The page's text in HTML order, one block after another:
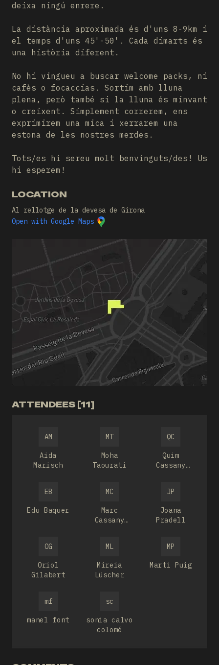
deixa ningú enrere.
La distància aproximada és d'uns 8-9km i
el temps d'uns 45'-50'. Cada dimarts és
una història diferent.
No hi vingueu a buscar welcome packs, ni
cafès o focaccias. Sortim amb lluna
plena, però també si la lluna és minvant
o creixent. Simplement correrem, ens
exprimirem una mica i xerrarem una
estona de les nostres merdes.
Tots/es hi sereu molt benvinguts/des! Us
hi esperem!
LOCATION
Al rellotge de la devesa de Girona
Open with Google Maps
ATTENDEES [11]
AM
Aida
Marisch
MT
Moha
Taourati
QC
Quim
Cassany
EB
Edu Baquer
MC
Marc
Cassany
JP
Joana
Pradell
OG
Oriol
Gilabert
ML
Mireia
Lüscher
MP
Marti Puig
mf
manel font
sc
sonia calvo
colomé